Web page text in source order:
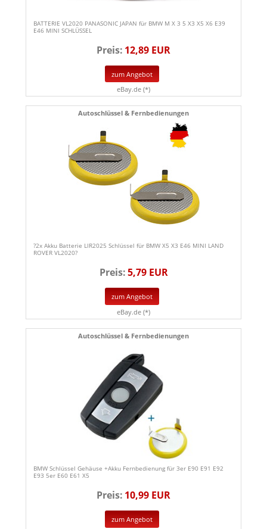
BATTERIE VL2020 PANASONIC JAPAN für BMW M X 3 5 X3 X5 X6 E39
E46 MINI SCHLÜSSEL
Preis: 12,89 EUR
zum Angebot
eBay.de (*)
Autoschlüssel & Fernbedienungen
?2x Akku Batterie LIR2025 Schlüssel für BMW X5 X3 E46 MINI LAND
ROVER VL2020?
Preis:5,79 EUR
zum Angebot
eBay.de (*)
Autoschlüssel & Fernbedienungen
BMW Schlüssel Gehäuse +Akku Fernbedienung für 3er E90 E91 E92
E93 5er E60 E61 X5
Preis: 10,99 EUR
zum Angebot